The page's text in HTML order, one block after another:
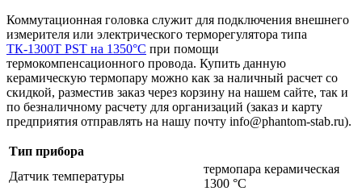
Коммутационная головка служит для подключения внешнего
измерителя или электрического терморегулятора типа
ТК-1300Т PST на 1350°C при помощи
термокомпенсационного провода. Купить данную
керамическую термопару можно как за наличный расчет со
скидкой, разместив заказ через корзину на нашем сайте, так и
по безналичному расчету для организаций (заказ и карту
предприятия отправлять на нашу почту info@phantom-stab.ru).
Тип прибора
Датчик температуры
термопара керамическая
1300 °C